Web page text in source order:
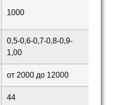
1000
0,5-0,6-0,7-0,8-0,9-
1,00
от 2000 до 12000
44